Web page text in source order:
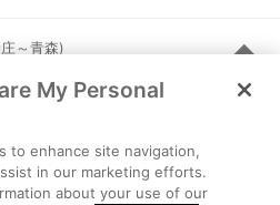
～青森)
ルート
を見る
My Personal
to enhance site navigation,
in our marketing efforts.
about your use of our